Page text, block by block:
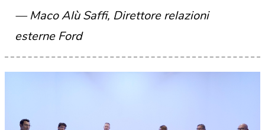
Maco Alù Saffi, Direttore relazioni
esterne Ford